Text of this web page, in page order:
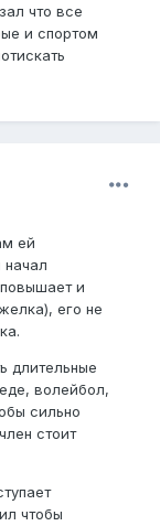
что все
и спортом
ей
начал
и
его не
длительные
волейбол,
сильно
стоит
чтобы